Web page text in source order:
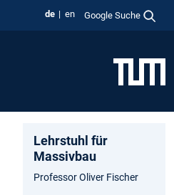
de en Google Suche
Lehrstuhl für
Massivbau
Professor Oliver Fischer